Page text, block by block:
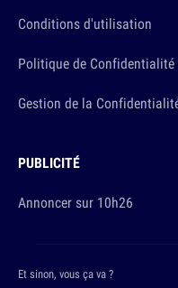
Conditions d'utilisation
Politique de Confidentialité
Gestion de la
PUBLICITÉ
Annoncer sur 10h26
Et sinon, vous ça va ?